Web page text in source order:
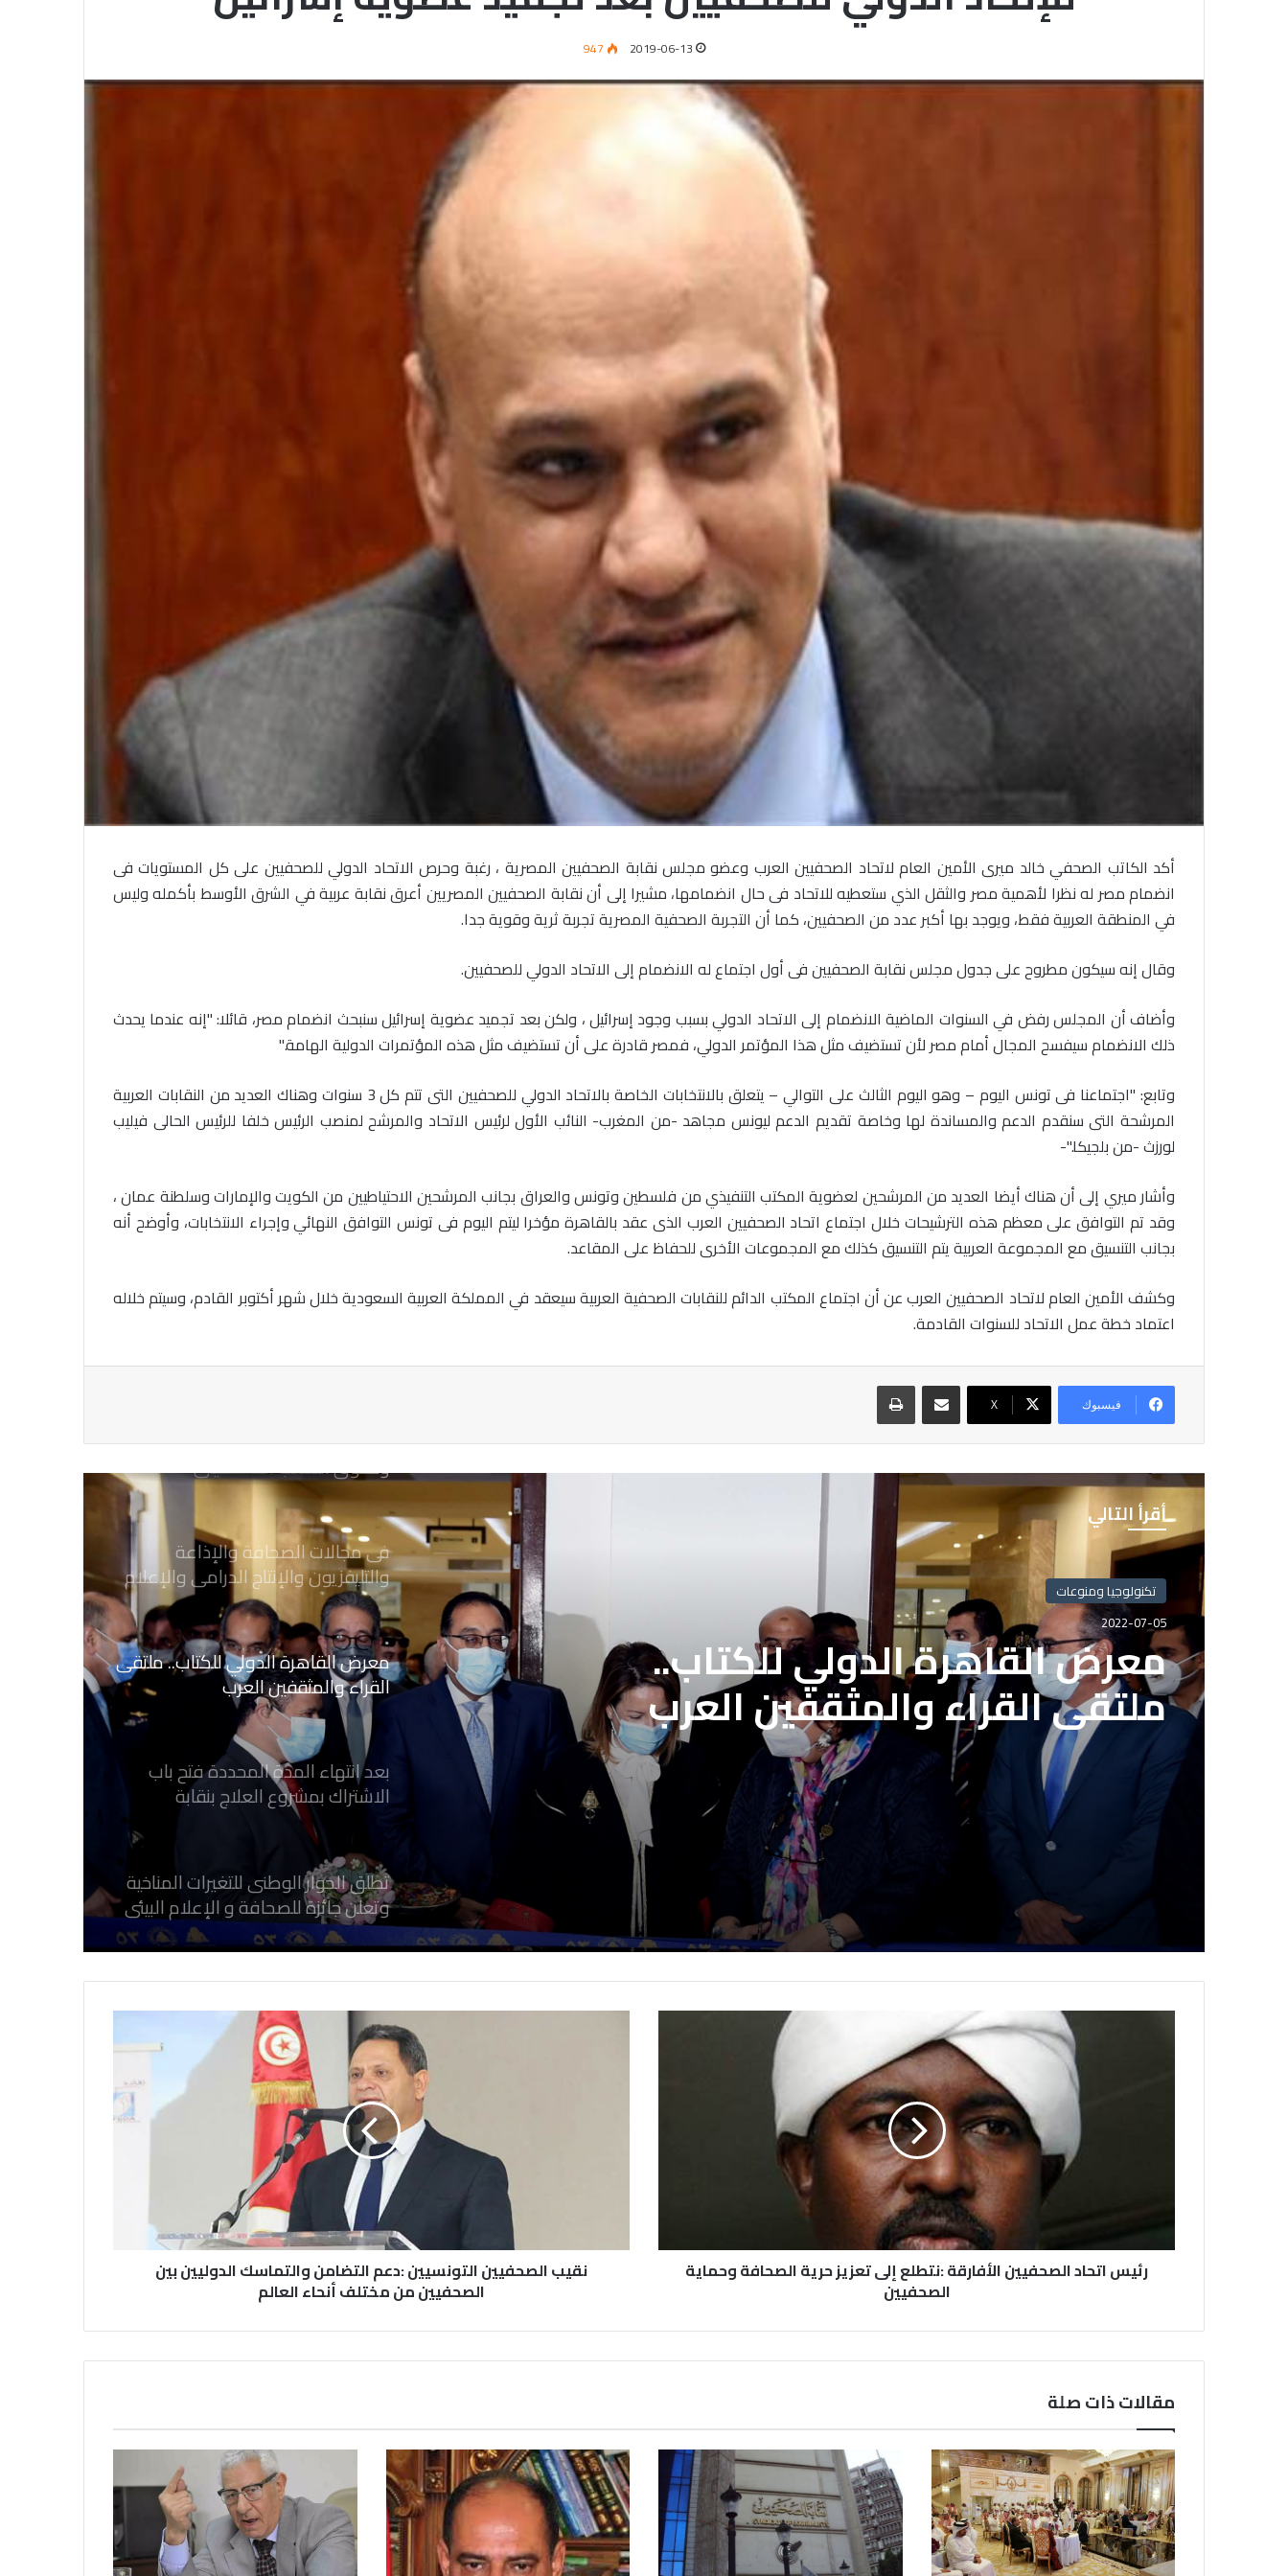
2019-06-13
947
أكد الكاتب الصحفي خالد ميرى الأمين العام لاتحاد الصحفيين العرب وعضو مجلس نقابة الصحفيين المصرية ، رغبة وحرص الاتحاد الدولي للصحفيين على كل المستويات فى
انضمام مصر له نظرا لأهمية مصر والثقل الذي ستعطيه للاتحاد فى حال انضمامها، مشيرا إلى أن نقابة الصحفيين المصريين أعرق نقابة عربية في الشرق الأوسط بأكمله وليس
في المنطقة العربية فقط، ويوجد بها أكبر عدد من الصحفيين، كما أن التجربة الصحفية المصرية تجربة ثرية وقوية جدا.
وقال إنه سيكون مطروح على جدول مجلس نقابة الصحفيين فى أول اجتماع له الانضمام إلى الاتحاد الدولي للصحفيين.
وأضاف أن المجلس رفض في السنوات الماضية الانضمام إلى الاتحاد الدولي بسبب وجود إسرائيل ، ولكن بعد تجميد عضوية إسرائيل سنبحث انضمام مصر، قائلا: "إنه عندما يحدث
ذلك الانضمام سيفسح المجال أمام مصر لأن تستضيف مثل هذا المؤتمر الدولي، فمصر قادرة على أن تستضيف مثل هذه المؤتمرات الدولية الهامة".
وتابع: "اجتماعنا فى تونس اليوم – وهو اليوم الثالث على التوالي – يتعلق بالانتخابات الخاصة بالاتحاد الدولي للصحفيين التى تتم كل 3 سنوات وهناك العديد من النقابات العربية
المرشحة التى سنقدم الدعم والمساندة لها وخاصة تقديم الدعم ليونس مجاهد -من المغرب- النائب الأول لرئيس الاتحاد والمرشح لمنصب الرئيس خلفا للرئيس الحالى فيليب
لورزث -من بلجيكا-".
وأشار ميري إلى أن هناك أيضا العديد من المرشحين لعضوية المكتب التنفيذي من فلسطين وتونس والعراق بجانب المرشحين الاحتياطيين من الكويت والإمارات وسلطنة عمان ،
وقد تم التوافق على معظم هذه الترشيحات خلال اجتماع اتحاد الصحفيين العرب الذى عقد بالقاهرة مؤخرا ليتم اليوم فى تونس التوافق النهائي وإجراء الانتخابات، وأوضح أنه
بجانب التنسيق مع المجموعة العربية يتم التنسيق كذلك مع المجموعات الأخرى للحفاظ على المقاعد.
وكشف الأمين العام لاتحاد الصحفيين العرب عن أن اجتماع المكتب الدائم للنقابات الصحفية العربية سيعقد في المملكة العربية السعودية خلال شهر أكتوبر القادم، وسيتم خلاله
اعتماد خطة عمل الاتحاد للسنوات القادمة.
فيسبوك X
مشاركة عبر البريد طباعة
أقرأ التالي
تكنولوجيا ومنوعات
2022-07-05
معرض القاهرة الدولي للكتاب..
ملتقى القراء والمثقفين العرب
بمناسبة مرور ١١٢ عاما على صدور أول
صحيفة (العلم)
في عيد الصحافة العراقية تحية لكل
الصحفيين ولأرواح شهداء الصحافة
رئيس العراق ومجلس الوزراء والنواب
والشخصيات العامة يهنؤن الصحفيين
الفوري عن الزميل الصحفي اسحق
يدعو الى دعم القضية الفلسطينية
وحقوق الشعب الفلسطيني
فى مجالات الصحافة والإذاعة
والتليفزيون والإنتاج الدرامى والإعلام
الرقمي
معرض القاهرة الدولي للكتاب.. ملتقى
القراء والمثقفين العرب
بعد انتهاء المدة المحددة فتح باب
الاشتراك بمشروع العلاج بنقابة
الصحفيين المصريين
تطلق الحوار الوطنى للتغيرات المناخية
وتعلن جائزة للصحافة و الإعلام ‎البيئي
عن التغيرات المناخية
نقابة الصحفيين العراقيين تستقبل طلبة
كلية الإعلام بجامعة المستقبل في بابل
في احتفالية عيد الصحافة النجفية
بمناسبة مرور ١١٢ عاما على صدور أول
صحيفة (العلم)
في عيد الصحافة العراقية تحية لكل
الصحفيين ولأرواح شهداء الصحافة
العراقيين
يطالب السلطات السودانية بالإفراج
الفوري عن الزميل الصحفي اسحق
احمد فضل الله
يدعو الى دعم القضية الفلسطينية
وحقوق الشعب الفلسطيني
رئيس اتحاد الصحفيين الأفارقة :نتطلع إلى تعزيز حرية الصحافة وحماية
الصحفيين
نقيب الصحفيين التونسيين :دعم التضامن والتماسك الدوليين بين
الصحفيين من مختلف أنحاء العالم
مقالات ذات صلة